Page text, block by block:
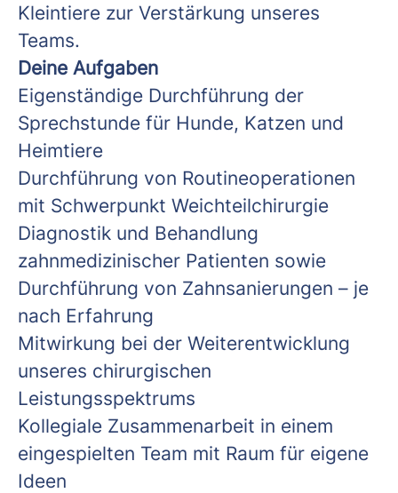
Kleintiere zur Verstärkung unseres
Teams.
Deine Aufgaben
Eigenständige Durchführung der
Sprechstunde für Hunde, Katzen und
Heimtiere
Durchführung von Routineoperationen
mit Schwerpunkt Weichteilchirurgie
Diagnostik und Behandlung
zahnmedizinischer Patienten sowie
Durchführung von Zahnsanierungen – je
nach Erfahrung
Mitwirkung bei der Weiterentwicklung
unseres chirurgischen
Leistungsspektrums
Kollegiale Zusammenarbeit in einem
eingespielten Team mit Raum für eigene
Ideen